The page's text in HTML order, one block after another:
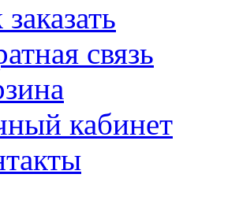
связь
кабинет